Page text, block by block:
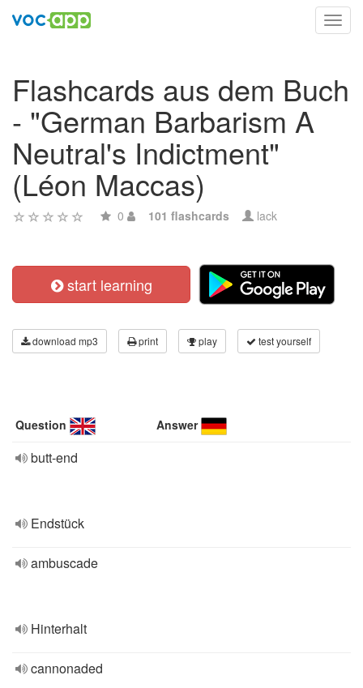
Flashcards aus dem Buch
- "German Barbarism A
Neutral's Indictment"
(Léon Maccas)
0 101 flashcards lack
start learning
download mp3 print play test yourself
Question Answer
butt-end
Endstück
ambuscade
Hinterhalt
cannonaded